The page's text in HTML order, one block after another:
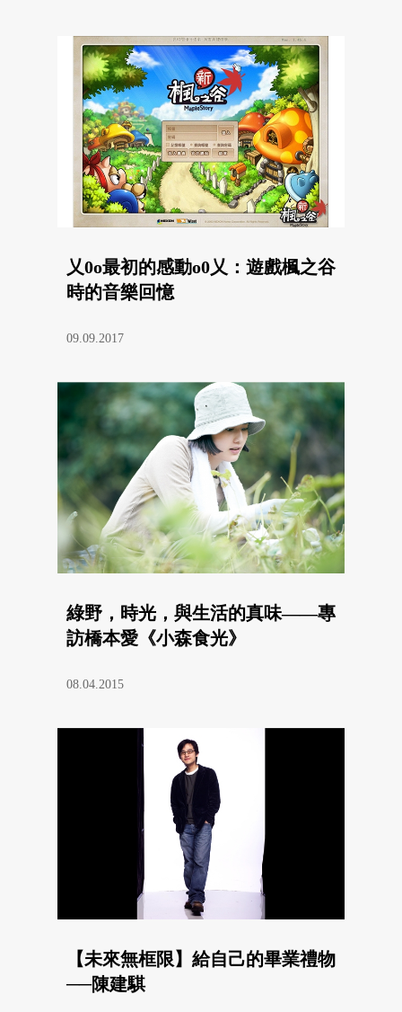
乂0o最初的感動o0乂：遊戲楓之谷
時的音樂回憶
09.09.2017
綠野，時光，與生活的真味——專
訪橋本愛《小森食光》
08.04.2015
【未來無框限】給自己的畢業禮物
──陳建騏